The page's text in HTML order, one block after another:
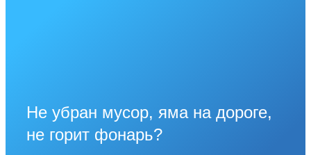
Не убран мусор, яма на дороге,
не горит фонарь?